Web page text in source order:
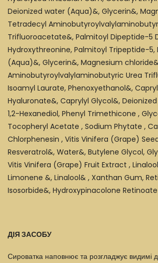
Deionized water (Aqua)&, Glycerin&,
Tetradecyl
Trifluoroacetate&, Palmitoyl Dipeptide-5
Hydroxythreonine, Palmitoyl Tripeptide-5,
(Aqua)&, Glycerin&, Magnesium
Aminobutyroylvalylaminobutyric Urea
Isoamyl Laurate, Phenoxyethanol&,
Hyaluronate&, Caprylyl Glycol&,
1,2-Hexanediol, Phenyl Trimethicone ,
Tocopheryl Acetate , Sodium Phytate ,
Chlorphenesin , Vitis Vinifera (Grape)
Resveratrol&, Water&, Butylene Glycol,
Vitis Vinifera (Grape) Fruit Extract ,
Limonene &, Linalool& , Xanthan Gum,
Isosorbide&, Hydroxypinacolone Retinoate
ДІЯ ЗАСОБУ
Сироватка наповнює та розгладжує видимі